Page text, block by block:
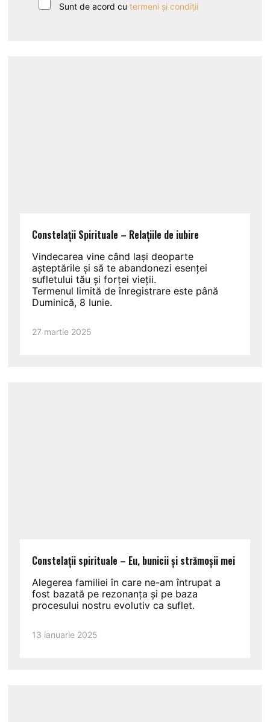
Sunt de acord cutermeni și condiții
Constelații Spirituale – Relațiile de iubire
Vindecarea vine când lași deoparte
așteptările și să te abandonezi esenței
sufletului tău și forței vieții.
Termenul limită de înregistrare este până
Duminică, 8 Iunie.
27 martie 2025
Constelații spirituale – Eu, bunicii și strămoșii mei
Alegerea familiei în care ne-am întrupat a
fost bazată pe rezonanța și pe baza
procesului nostru evolutiv ca suflet.
13 ianuarie 2025